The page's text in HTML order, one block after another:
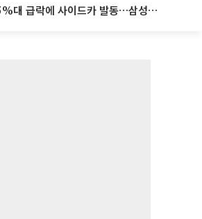
코스피, 장중 5%대 급락에 사이드카 발동…삼성·SK 동반 폭락